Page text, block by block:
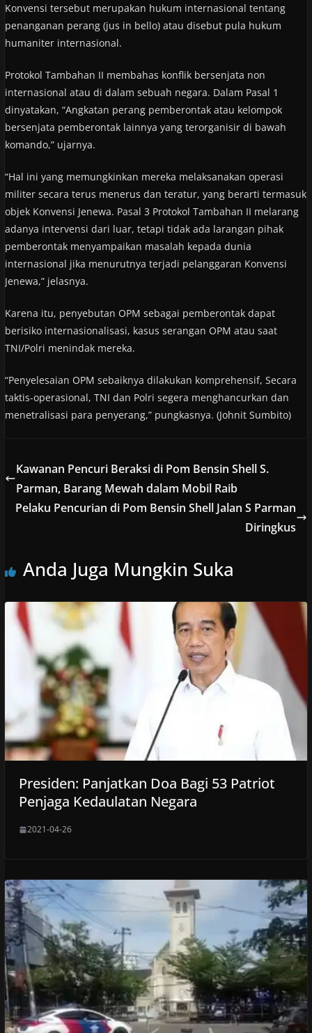
Konvensi tersebut merupakan hukum internasional tentang
penanganan perang (jus in bello) atau disebut pula hukum
humaniter internasional.
Protokol Tambahan II membahas konflik bersenjata non
internasional atau di dalam sebuah negara. Dalam Pasal 1
dinyatakan, “Angkatan perang pemberontak atau kelompok
bersenjata pemberontak lainnya yang terorganisir di bawah
komando,” ujarnya.
“Hal ini yang memungkinkan mereka melaksanakan operasi
militer secara terus menerus dan teratur, yang berarti termasuk
objek Konvensi Jenewa. Pasal 3 Protokol Tambahan II melarang
adanya intervensi dari luar, tetapi tidak ada larangan pihak
pemberontak menyampaikan masalah kepada dunia
internasional jika menurutnya terjadi pelanggaran Konvensi
Jenewa,” jelasnya.
Karena itu, penyebutan OPM sebagai pemberontak dapat
berisiko internasionalisasi, kasus serangan OPM atau saat
TNI/Polri menindak mereka.
“Penyelesaian OPM sebaiknya dilakukan komprehensif, Secara
taktis-operasional, TNI dan Polri segera menghancurkan dan
menetralisasi para penyerang,” pungkasnya. (Johnit Sumbito)
Kawanan Pencuri Beraksi di Pom Bensin Shell S.
Parman, Barang Mewah dalam Mobil Raib
Pelaku Pencurian di Pom Bensin Shell Jalan S Parman
Diringkus
Anda Juga Mungkin Suka
Presiden: Panjatkan Doa Bagi 53 Patriot
Penjaga Kedaulatan Negara
2021-04-26